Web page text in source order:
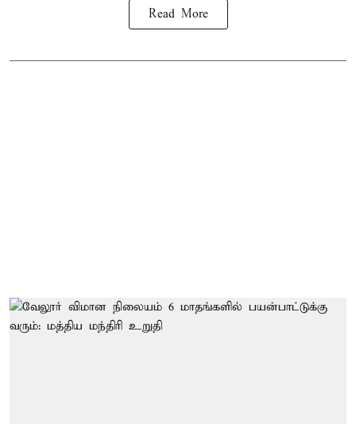
Read More